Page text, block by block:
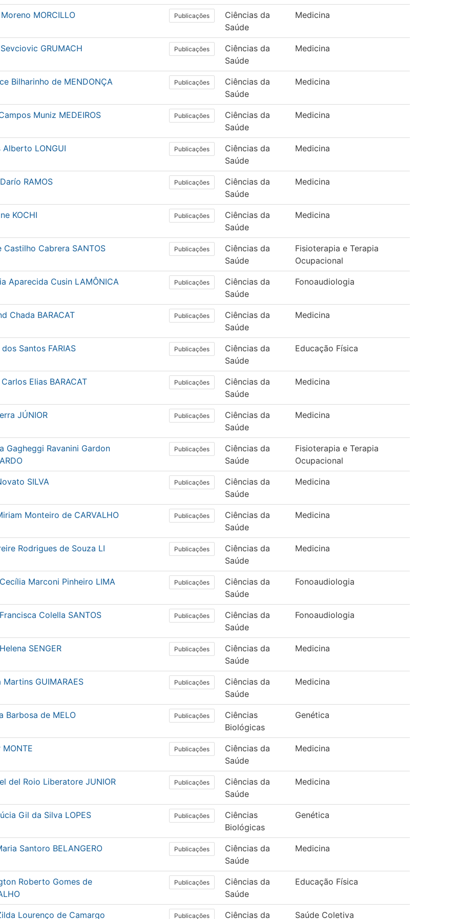
MORCILLO Publicações
Ciências da
Saúde
Medicina
GRUMACH Publicações
Ciências da
Saúde
Medicina
Bilharinho de MENDONÇA Publicações
Ciências da
Saúde
Medicina
Muniz MEDEIROS Publicações
Ciências da
Saúde
Medicina
Alberto LONGUI Publicações
Ciências da
Saúde
Medicina
RAMOS Publicações
Ciências da
Saúde
Medicina
KOCHI Publicações
Ciências da
Saúde
Medicina
Castilho Cabrera SANTOS Publicações
Ciências da
Saúde
Fisioterapia e Terapia
Ocupacional
Aparecida Cusin LAMÔNICA Publicações
Ciências da
Saúde
Fonoaudiologia
Chada BARACAT Publicações
Ciências da
Saúde
Medicina
Santos FARIAS Publicações
Ciências da
Saúde
Educação Física
Elias BARACAT Publicações
Ciências da
Saúde
Medicina
JÚNIOR Publicações
Ciências da
Saúde
Medicina
Gagheggi Ravanini Gardon
Publicações
Ciências da
Saúde
Fisioterapia e Terapia
Ocupacional
SILVA Publicações
Ciências da
Saúde
Medicina
Monteiro de CARVALHO Publicações
Ciências da
Saúde
Medicina
Rodrigues de Souza LI Publicações
Ciências da
Saúde
Medicina
Marconi Pinheiro LIMA Publicações
Ciências da
Saúde
Fonoaudiologia
Colella SANTOS Publicações
Ciências da
Saúde
Fonoaudiologia
SENGER Publicações
Ciências da
Saúde
Medicina
Martins GUIMARAES Publicações
Ciências da
Saúde
Medicina
Barbosa de MELO Publicações
Ciências
Biológicas
Genética
MONTE Publicações
Ciências da
Saúde
Medicina
del Roio Liberatore JUNIOR Publicações
Ciências da
Saúde
Medicina
Gil da Silva LOPES Publicações
Ciências
Biológicas
Genética
Santoro BELANGERO Publicações
Ciências da
Saúde
Medicina
Roberto Gomes de
Publicações
Ciências da
Saúde
Educação Física
Lourenço de Camargo Publicações Ciências da Saúde Coletiva